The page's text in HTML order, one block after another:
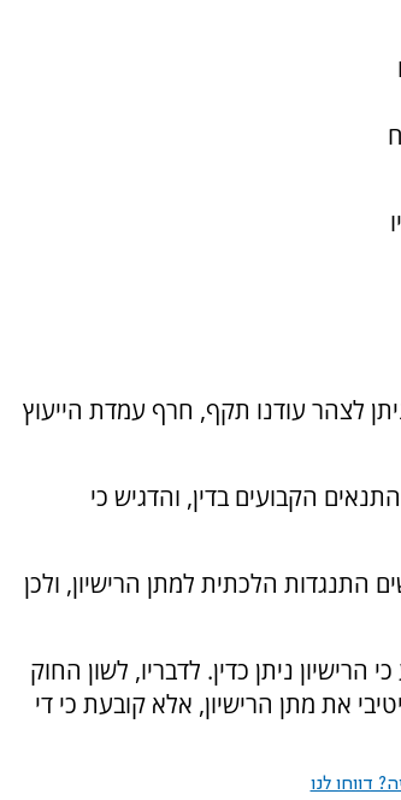
לצהר עודנו תקף, חרף עמדת הייעוץ
הקבועים בדין, והדגיש כי
הלכתית למתן הרישיון, ולכן
ניתן כדין. לדבריו, לשון החוק
את מתן הרישיון, אלא קובעת כי די
דווחו לנו